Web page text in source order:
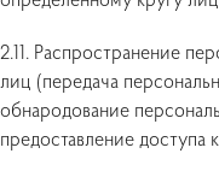
2.11. Распространение
лиц (передача
обнародование
предоставление